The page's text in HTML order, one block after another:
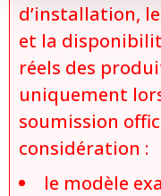
d’installation,
et la
réels des
uniquement
soumission
considération :
le modèle